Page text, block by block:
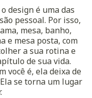
design é uma das
pessoal. Por isso,
mesa, banho,
e mesa posta, com
a sua rotina e
de sua vida.
você é, ela deixa de
se torna um lugar